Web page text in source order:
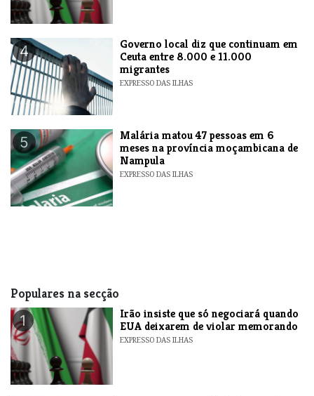
4
​Governo local diz que continuam em
Ceuta entre 8.000 e 11.000
migrantes
EXPRESSO DAS ILHAS
5
​Malária matou 47 pessoas em 6
meses na província moçambicana de
Nampula
EXPRESSO DAS ILHAS
Populares na secção
1
​Irão insiste que só negociará quando
EUA deixarem de violar memorando
EXPRESSO DAS ILHAS